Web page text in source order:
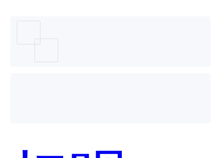
易付哪
个好